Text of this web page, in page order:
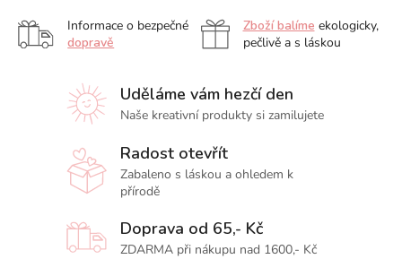
Informace o bezpečné
dopravě
Zboží balíme ekologicky,
pečlivě a s láskou
Uděláme vám hezčí den
Naše kreativní produkty si zamilujete
Radost otevřít
Zabaleno s láskou a ohledem k
přírodě
Doprava od 65,- Kč
ZDARMA při nákupu nad 1600,- Kč